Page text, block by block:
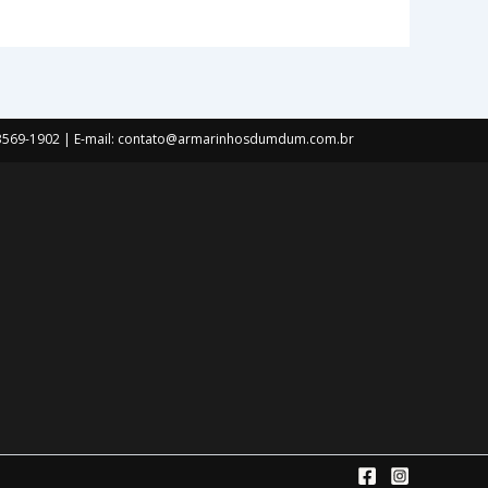
1902 | E-mail: contato@armarinhosdumdum.com.br